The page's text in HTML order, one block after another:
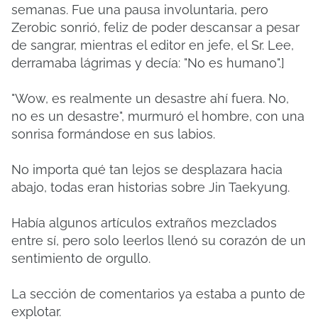
semanas. Fue una pausa involuntaria, pero
Zerobic sonrió, feliz de poder descansar a pesar
de sangrar, mientras el editor en jefe, el Sr. Lee,
derramaba lágrimas y decía: "No es humano".]
"Wow, es realmente un desastre ahí fuera. No,
no es un desastre", murmuró el hombre, con una
sonrisa formándose en sus labios.
No importa qué tan lejos se desplazara hacia
abajo, todas eran historias sobre Jin Taekyung.
Había algunos artículos extraños mezclados
entre sí, pero solo leerlos llenó su corazón de un
sentimiento de orgullo.
La sección de comentarios ya estaba a punto de
explotar.